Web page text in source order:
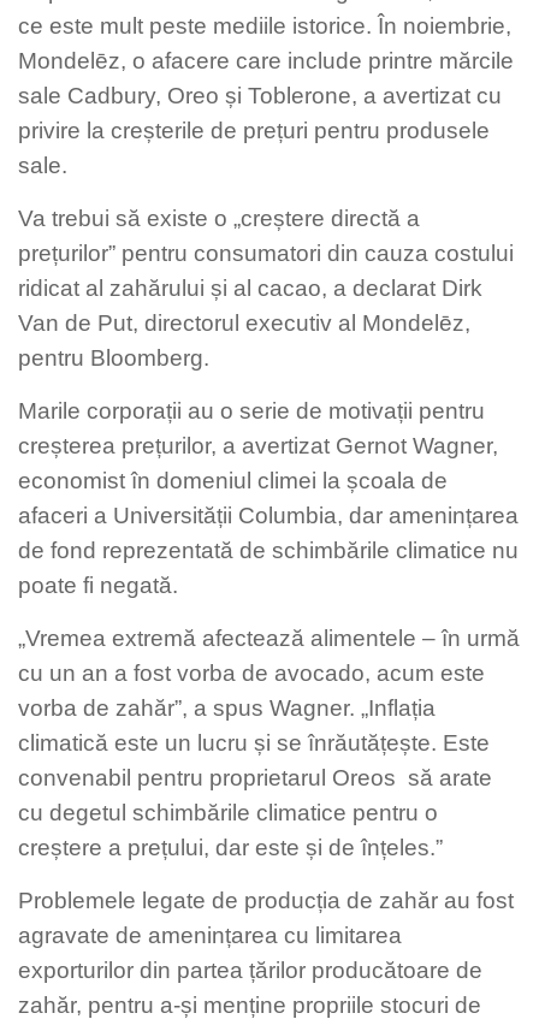
ce este mult peste mediile istorice. În noiembrie,
Mondelēz, o afacere care include printre mărcile
sale Cadbury, Oreo și Toblerone, a avertizat cu
privire la creșterile de prețuri pentru produsele
sale.
Va trebui să existe o „creștere directă a
prețurilor” pentru consumatori din cauza costului
ridicat al zahărului și al cacao, a declarat Dirk
Van de Put, directorul executiv al Mondelēz,
pentru Bloomberg.
Marile corporații au o serie de motivații pentru
creșterea prețurilor, a avertizat Gernot Wagner,
economist în domeniul climei la școala de
afaceri a Universității Columbia, dar amenințarea
de fond reprezentată de schimbările climatice nu
poate fi negată.
„Vremea extremă afectează alimentele – în urmă
cu un an a fost vorba de avocado, acum este
vorba de zahăr”, a spus Wagner. „Inflația
climatică este un lucru și se înrăutățește. Este
convenabil pentru proprietarul Oreos să arate
cu degetul schimbările climatice pentru o
creștere a prețului, dar este și de înțeles.”
Problemele legate de producția de zahăr au fost
agravate de amenințarea cu limitarea
exporturilor din partea țărilor producătoare de
zahăr, pentru a-și menține propriile stocuri de